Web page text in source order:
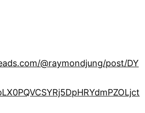
@raymondjung/post/DY